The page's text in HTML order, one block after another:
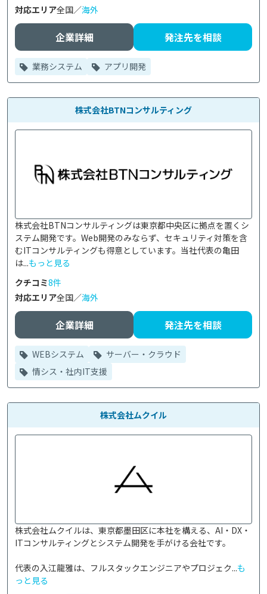
対応エリア全国／海外
企業詳細 発注先を相談
業務システム アプリ開発
株式会社BTNコンサルティング
株式会社BTNコンサルティングは東京都中央区に拠点を置くシ
ステム開発です。Web開発のみならず、セキュリティ対策を含
むITコンサルティングも得意としています。当社代表の亀田
は...もっと見る
クチコミ8件
対応エリア全国／海外
企業詳細 発注先を相談
WEBシステム
サーバー・クラウド
情シス・社内IT支援
株式会社ムクイル
株式会社ムクイルは、東京都墨田区に本社を構える、AI・DX・
ITコンサルティングとシステム開発を手がける会社です。
代表の入江龍雅は、フルスタックエンジニアやプロジェク...も
っと見る